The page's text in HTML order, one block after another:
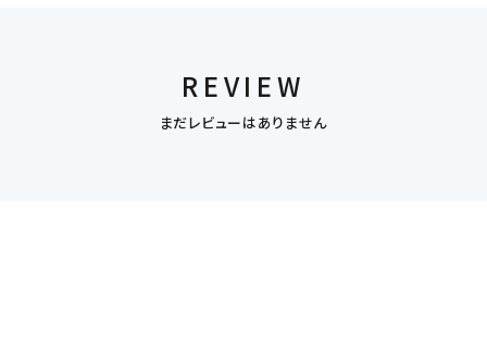
REVIEW
まだレビューはありません